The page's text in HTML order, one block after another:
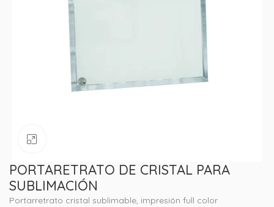
PORTARETRATO DE CRISTAL PARA
SUBLIMACIÓN
Portarretrato cristal sublimable, impresión full color